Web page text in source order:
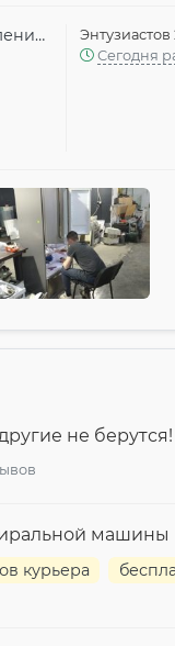
Энтузиастов
Сегодня
не берутся!
машины
курьера